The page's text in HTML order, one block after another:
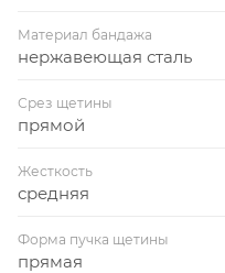
Материал бандажа
нержавеющая сталь
Срез щетины
прямой
Жесткость
средняя
Форма пучка щетины
прямая